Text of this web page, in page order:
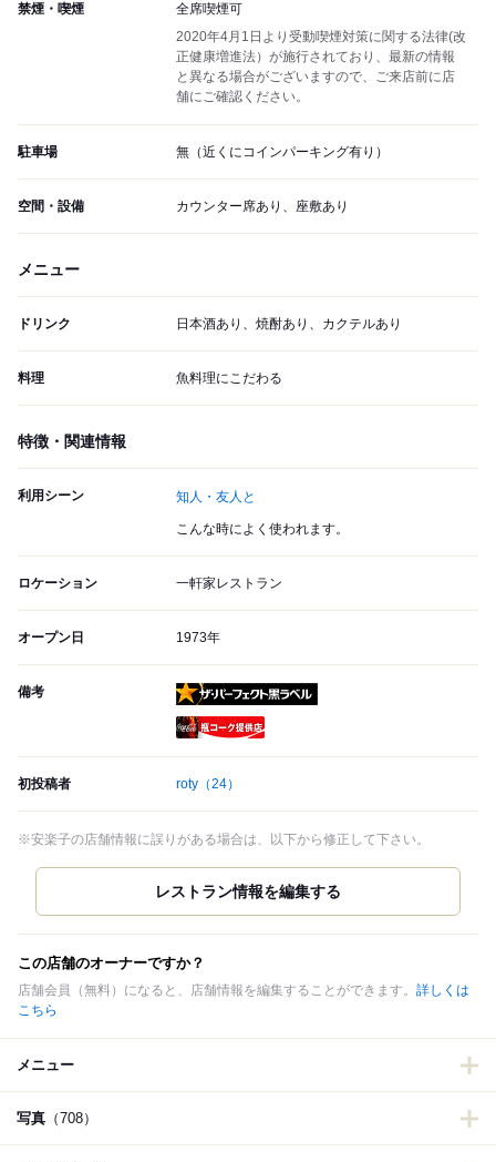
禁煙・喫煙
全席喫煙可
2020年4月1日より受動喫煙対策に関する法律(改
正健康増進法）が施行されており、最新の情報
と異なる場合がございますので、ご来店前に店
舗にご確認ください。
駐車場 無（近くにコインパーキング有り）
空間・設備 カウンター席あり、座敷あり
メニュー
ドリンク 日本酒あり、焼酎あり、カクテルあり
料理 魚料理にこだわる
特徴・関連情報
利用シーン 知人・友人と
こんな時によく使われます。
ロケーション 一軒家レストラン
オープン日 1973年
備考
初投稿者 roty （24）
※安楽子の店舗情報に誤りがある場合は、以下から修正して下さい。
この店舗のオーナーですか？
店舗会員（無料）になると、店舗情報を編集することができます。 詳しくは
こちら
メニュー
写真 （708）